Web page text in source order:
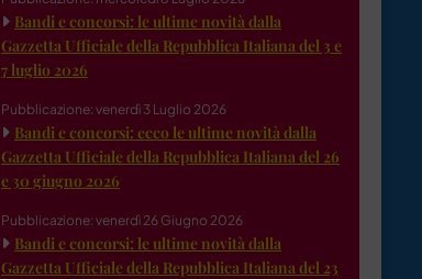
Bandi e concorsi: le ultime novità dalla
Gazzetta Ufficiale della Repubblica Italiana del 3 e
7 luglio 2026
Pubblicazione: venerdì 3 Luglio 2026
Bandi e concorsi: ecco le ultime novità dalla
Gazzetta Ufficiale della Repubblica Italiana del 26
e 30 giugno 2026
Pubblicazione: venerdì 26 Giugno 2026
Bandi e concorsi: le ultime novità dalla
Gazzetta Ufficiale della Repubblica Italiana del 23